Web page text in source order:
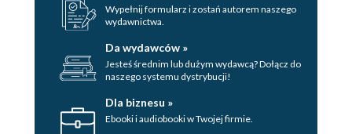
Wypełnij formularz i zostań autorem naszego
wydawnictwa.
Da wydawców »
Jesteś średnim lub dużym wydawcą? Dołącz do
naszego systemu dystrybucji!
Dla biznesu »
Ebooki i audiobooki w Twojej firmie.